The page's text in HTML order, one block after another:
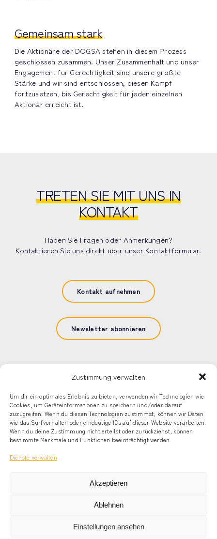
Zustimmung verwalten
Um dir ein optimales Erlebnis zu bieten, verwenden wir Technologien wie
Cookies, um Geräteinformationen zu speichern und/oder darauf
zuzugreifen. Wenn du diesen Technologien zustimmst, können wir Daten
wie das Surfverhalten oder eindeutige IDs auf dieser Website verarbeiten.
Wenn du deine Zustimmung nicht erteilst oder zurückziehst, können
bestimmte Merkmale und Funktionen beeinträchtigt werden.
Dienste verwalten
Akzeptieren
Ablehnen
Einstellungen ansehen
Gemeinsam stark
Die Aktionäre der DOGSA stehen in diesem Prozess
geschlossen zusammen. Unser Zusammenhalt und unser
Engagement für Gerechtigkeit sind unsere größte
Stärke und wir sind entschlossen, diesen Kampf
fortzusetzen, bis Gerechtigkeit für jeden einzelnen
Aktionär erreicht ist.
TRETEN SIE MIT UNS IN
KONTAKT
Haben Sie Fragen oder Anmerkungen?
Kontaktieren Sie uns direkt über unser Kontaktformular.
Kontakt aufnehmen
Newsletter abonnieren
© Alecto Capital, LLC
Newsletter
Kontakt